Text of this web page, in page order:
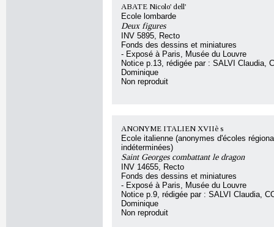
ABATE Nicolo' dell'
Ecole lombarde
Deux figures
INV 5895, Recto
Fonds des dessins et miniatures
- Exposé à Paris, Musée du Louvre
Notice p.13, rédigée par : SALVI Claudia,
Dominique
Non reproduit
ANONYME ITALIEN XVIIè s
Ecole italienne (anonymes d'écoles
indéterminées)
Saint Georges combattant le dragon
INV 14655, Recto
Fonds des dessins et miniatures
- Exposé à Paris, Musée du Louvre
Notice p.9, rédigée par : SALVI Claudia,
Dominique
Non reproduit